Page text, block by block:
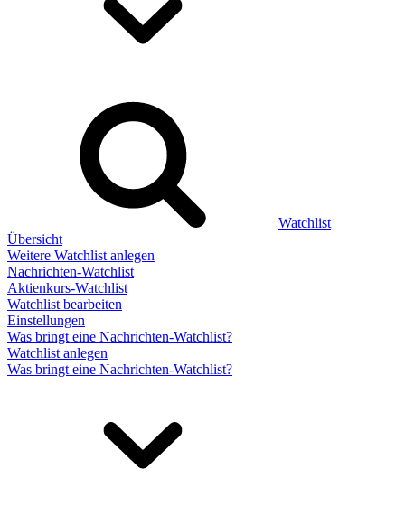
Watchlist
Übersicht
Weitere Watchlist anlegen
Nachrichten-Watchlist
Aktienkurs-Watchlist
Watchlist bearbeiten
Einstellungen
Was bringt eine Nachrichten-Watchlist?
Watchlist anlegen
Was bringt eine Nachrichten-Watchlist?